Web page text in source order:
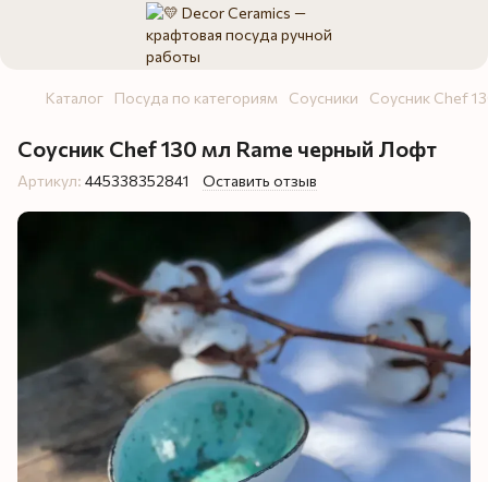
Каталог Посуда по категориям Соусники Соусник Chef
Соусник Chef 130 мл Rame черный Лофт
Артикул: 445338352841 Оставить отзыв